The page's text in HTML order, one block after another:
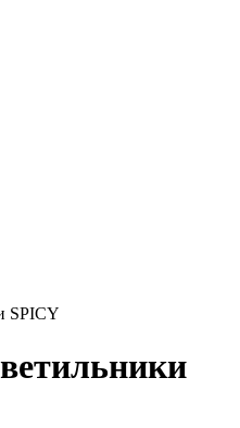
SPICY